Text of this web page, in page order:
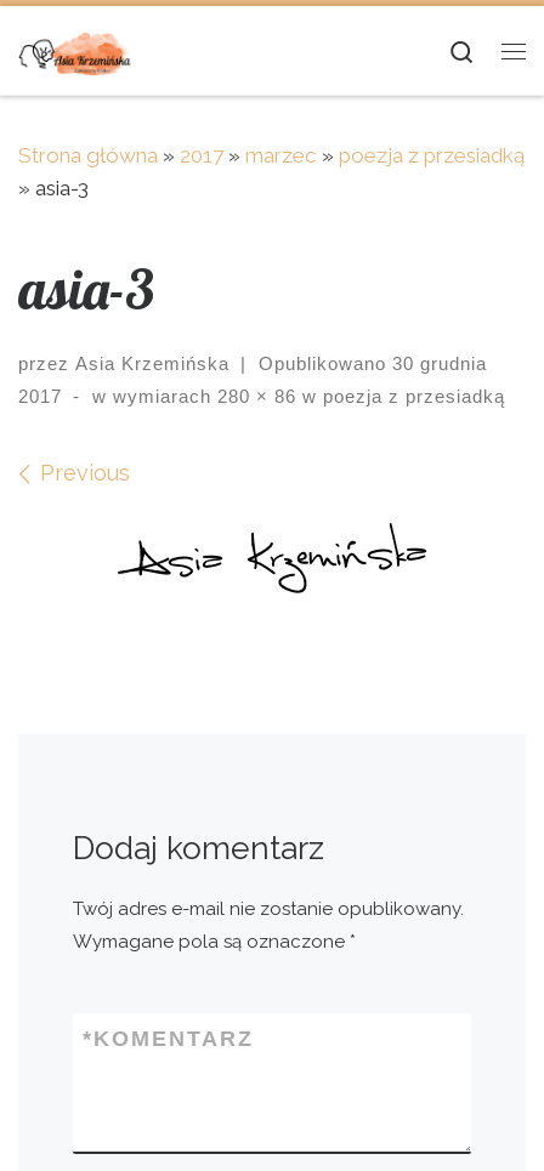
Skip to content
Strona główna » 2017 » marzec » poezja z przesiadką
» asia-3
asia-3
przez Asia Krzemińska | Opublikowano 30 grudnia
2017
- w wymiarach 280 × 86 w poezja z przesiadką
Images navigation
Previous
Dodaj komentarz
Twój adres e-mail nie zostanie opublikowany.
Wymagane pola są oznaczone *
KOMENTARZ
*